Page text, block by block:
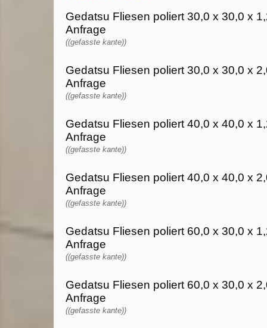
Gedatsu Fliesen poliert 30,0 x 30,0 x
Anfrage
((gefasste kante))
Gedatsu Fliesen poliert 30,0 x 30,0 x
Anfrage
((gefasste kante))
Gedatsu Fliesen poliert 40,0 x 40,0 x
Anfrage
((gefasste kante))
Gedatsu Fliesen poliert 40,0 x 40,0 x
Anfrage
((gefasste kante))
Gedatsu Fliesen poliert 60,0 x 30,0 x
Anfrage
((gefasste kante))
Gedatsu Fliesen poliert 60,0 x 30,0 x
Anfrage
((gefasste kante))